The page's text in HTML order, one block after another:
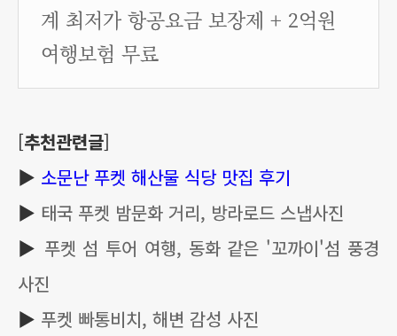
계 최저가 항공요금 보장제 + 2억원
여행보험 무료
[추천관련글]
▶ 소문난 푸켓 해산물 식당 맛집 후기
▶ 태국 푸켓 밤문화 거리, 방라로드 스냅사진
▶ 푸켓 섬 투어 여행, 동화 같은 '꼬까이'섬 풍경
사진
▶ 푸켓 빠통비치, 해변 감성 사진